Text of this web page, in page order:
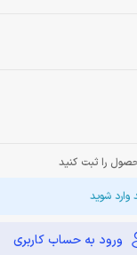
را ثبت کنید
وارد شوید
ورود به حساب کاربری